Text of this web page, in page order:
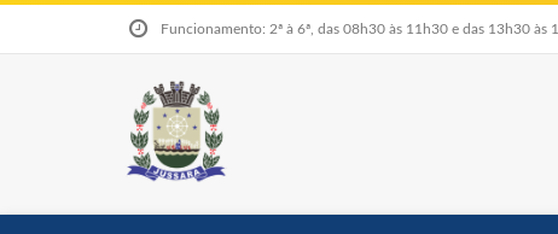
Funcionamento: 2ª à 6ª, das 08h30 às 11h30 e das 13h30 às